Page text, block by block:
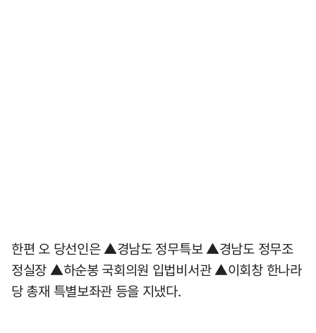
한편 오 당선인은 ▲경남도 정무특보 ▲경남도 정무조
정실장 ▲하순봉 국회의원 입법비서관 ▲이회창 한나라
당 총재 특별보좌관 등을 지냈다.